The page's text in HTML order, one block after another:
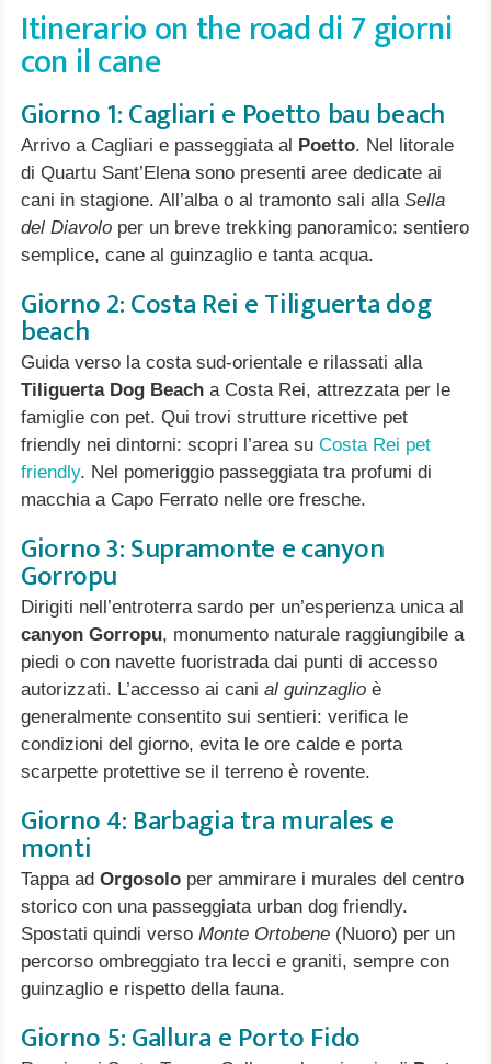
Itinerario on the road di 7 giorni
con il cane
Giorno 1: Cagliari e Poetto bau beach
Arrivo a Cagliari e passeggiata al Poetto. Nel litorale
di Quartu Sant’Elena sono presenti aree dedicate ai
cani in stagione. All’alba o al tramonto sali alla Sella
del Diavolo per un breve trekking panoramico: sentiero
semplice, cane al guinzaglio e tanta acqua.
Giorno 2: Costa Rei e Tiliguerta dog
beach
Guida verso la costa sud-orientale e rilassati alla
Tiliguerta Dog Beach a Costa Rei, attrezzata per le
famiglie con pet. Qui trovi strutture ricettive pet
friendly nei dintorni: scopri l’area su Costa Rei pet
friendly. Nel pomeriggio passeggiata tra profumi di
macchia a Capo Ferrato nelle ore fresche.
Giorno 3: Supramonte e canyon
Gorropu
Dirigiti nell’entroterra sardo per un’esperienza unica al
canyon Gorropu, monumento naturale raggiungibile a
piedi o con navette fuoristrada dai punti di accesso
autorizzati. L’accesso ai cani al guinzaglio è
generalmente consentito sui sentieri: verifica le
condizioni del giorno, evita le ore calde e porta
scarpette protettive se il terreno è rovente.
Giorno 4: Barbagia tra murales e
monti
Tappa ad Orgosolo per ammirare i murales del centro
storico con una passeggiata urban dog friendly.
Spostati quindi verso Monte Ortobene (Nuoro) per un
percorso ombreggiato tra lecci e graniti, sempre con
guinzaglio e rispetto della fauna.
Giorno 5: Gallura e Porto Fido